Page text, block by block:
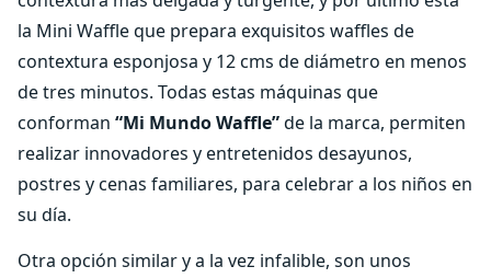
la Mini Waffle que prepara exquisitos waffles de
contextura esponjosa y 12 cms de diámetro en menos
de tres minutos. Todas estas máquinas que
conforman “Mi Mundo Waffle”de la marca, permiten
realizar innovadores y entretenidos desayunos,
postres y cenas familiares, para celebrar a los niños en
su día.
Otra opción similar y a la vez infalible, son unos